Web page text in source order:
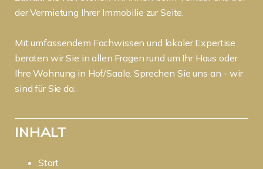
der Vermietung Ihrer Immobilie zur Seite.
Mit umfassendem Fachwissen und lokaler Expertise
beraten wir Sie in allen Fragen rund um Ihr Haus oder
Ihre Wohnung in Hof/Saale. Sprechen Sie uns an - wir
sind für Sie da.
INHALT
Start